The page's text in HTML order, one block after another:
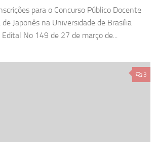
para o Concurso Público Docente
Japonês na Universidade de Brasília
Edital No 149 de 27 de março de...
3